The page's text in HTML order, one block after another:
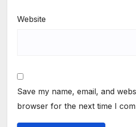
Website
Save my name, email, and
browser for the next time I